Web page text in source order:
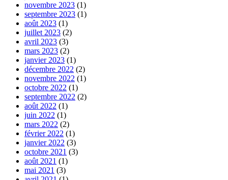
novembre 2023 (1)
septembre 2023 (1)
août 2023 (1)
juillet 2023 (2)
avril 2023 (3)
mars 2023 (2)
janvier 2023 (1)
décembre 2022 (2)
novembre 2022 (1)
octobre 2022 (1)
septembre 2022 (2)
août 2022 (1)
juin 2022 (1)
mars 2022 (2)
février 2022 (1)
janvier 2022 (3)
octobre 2021 (3)
août 2021 (1)
mai 2021 (3)